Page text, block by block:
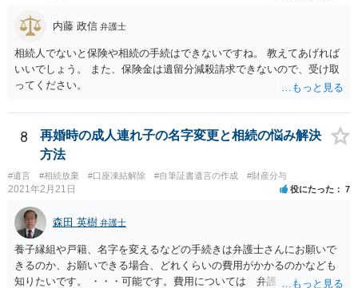
内藤 政信 弁護士
相続人でないと保険や相続の手続はできないですね。 教えてあげれば
いいでしょう。 また、保険金は遺留分減殺請求できないので、受け取
ってください。
8
再婚時の成人連れ子の名字変更と相続の悩み解決
方法
#遺言 #相続放棄 #口座凍結解除 #自筆証書遺言の作成 #財産分与
2021年2月21日 役にたった 7
森田 英樹 弁護士
養子縁組や戸籍、名字を変えるなどの手続きは弁護士さんにお願いで
きるのか、お願いできる場合、どれくらいの費用がかかるのかなども
知りたいです。 ・・・可能です。費用については 弁護士と直接面談